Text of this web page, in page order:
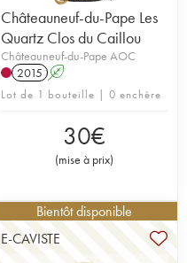
Châteauneuf-du-Pape Les
Quartz Clos du Caillou
Châteauneuf-du-Pape AOC
2015 A
Lot de 1 bouteille | 0 enchère
30€
(mise à prix)
Bientôt disponible
E-CAVISTE